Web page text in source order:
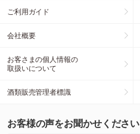
ご利用ガイド
会社概要
お客さまの個人情報の
取扱いについて
酒類販売管理者標識
お客様の声をお聞かせください